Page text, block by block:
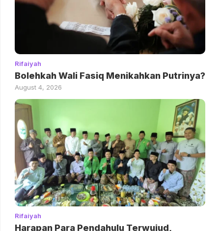
Rifaiyah
Bolehkah Wali Fasiq Menikahkan Putrinya?
August 4, 2026
Rifaiyah
Harapan Para Pendahulu Terwujud,